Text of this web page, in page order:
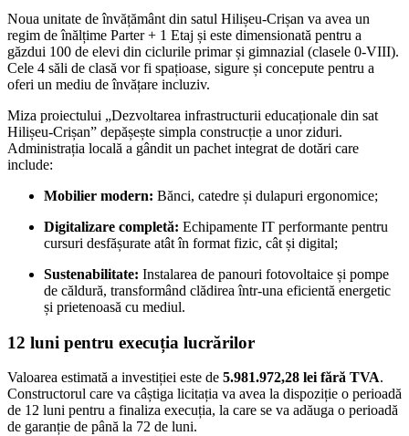
Noua unitate de învățământ din satul Hilișeu-Crișan va avea un
regim de înălțime Parter + 1 Etaj și este dimensionată pentru a
găzdui 100 de elevi din ciclurile primar și gimnazial (clasele 0-VIII).
Cele 4 săli de clasă vor fi spațioase, sigure și concepute pentru a
oferi un mediu de învățare incluziv.
Miza proiectului „Dezvoltarea infrastructurii educaționale din sat
Hilișeu-Crișan” depășește simpla construcție a unor ziduri.
Administrația locală a gândit un pachet integrat de dotări care
include:
Mobilier modern: Bănci, catedre și dulapuri ergonomice;
Digitalizare completă: Echipamente IT performante pentru
cursuri desfășurate atât în format fizic, cât și digital;
Sustenabilitate: Instalarea de panouri fotovoltaice și pompe
de căldură, transformând clădirea într-una eficientă energetic
și prietenoasă cu mediul.
12 luni pentru execuția lucrărilor
Valoarea estimată a investiției este de 5.981.972,28 lei fără TVA.
Constructorul care va câștiga licitația va avea la dispoziție o perioadă
de 12 luni pentru a finaliza execuția, la care se va adăuga o perioadă
de garanție de până la 72 de luni.